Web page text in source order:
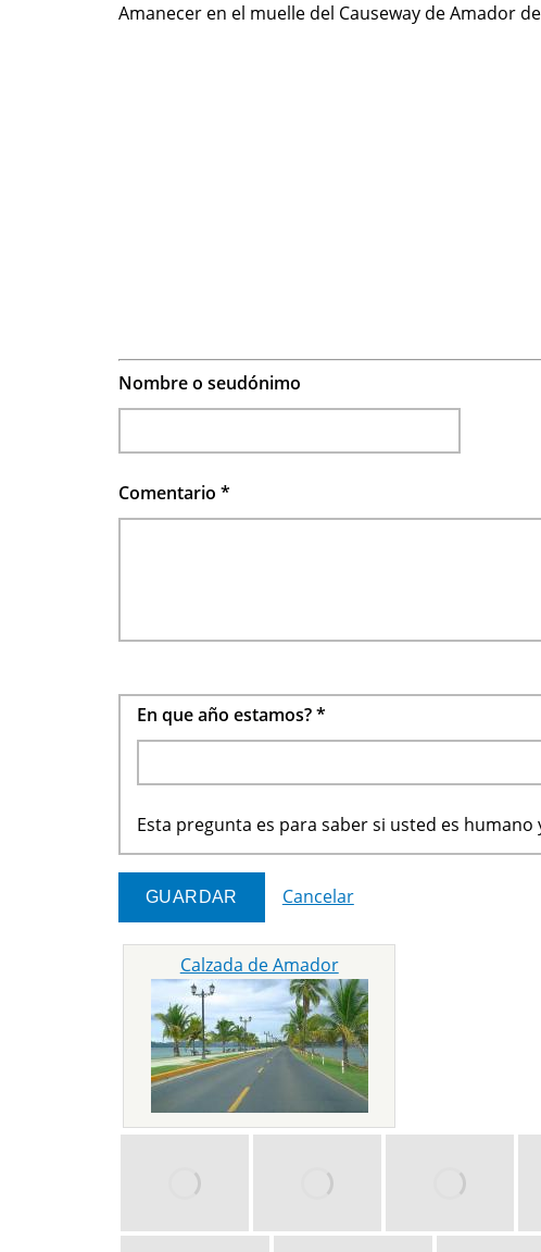
Amanecer en el muelle del Causeway de Amador
Nombre o seudónimo
Comentario *
En que año estamos?*
Esta pregunta es para saber si usted es humano
Cancelar
Calzada de Amador